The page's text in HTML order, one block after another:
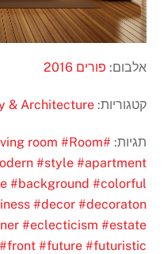
אלבום: פורים 2016
קטגוריות: & Architecture
תגיות: #Chair
room #Room
#style #apartment
#background #colorful
#decor #decoraton
#eclecticism #estate
#front #future #futuristic